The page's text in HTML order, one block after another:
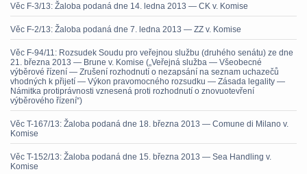
Věc F-3/13: Žaloba podaná dne 14. ledna 2013 — CK v. Komise
Věc F-2/13: Žaloba podaná dne 7. ledna 2013 — ZZ v. Komise
Věc F-94/11: Rozsudek Soudu pro veřejnou službu (druhého senátu) ze dne
21. března 2013 — Brune v. Komise („Veřejná služba — Všeobecné
výběrové řízení — Zrušení rozhodnutí o nezapsání na seznam uchazečů
vhodných k přijetí — Výkon pravomocného rozsudku — Zásada legality —
Námitka protiprávnosti vznesená proti rozhodnutí o znovuotevření
výběrového řízení“)
Věc T-167/13: Žaloba podaná dne 18. března 2013 — Comune di Milano v.
Komise
Věc T-152/13: Žaloba podaná dne 15. března 2013 — Sea Handling v.
Komise